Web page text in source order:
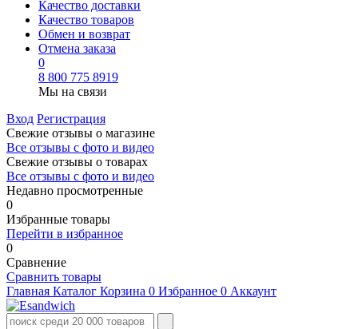
Качество доставки
Качество товаров
Обмен и возврат
Отмена заказа
0
8 800 775 8919
Мы на связи
Вход Регистрация
Свежие отзывы о магазине
Все отзывы с фото и видео
Свежие отзывы о товарах
Все отзывы c фото и видео
Недавно просмотренные
0
Избранные товары
Перейти в избранное
0
Сравнение
Сравнить товары
Главная Каталог Корзина 0 Избранное 0 Аккаунт